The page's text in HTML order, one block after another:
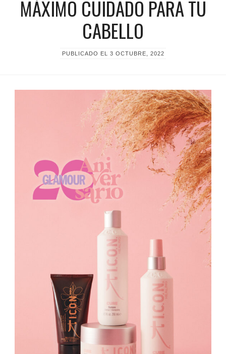
MÁXIMO CUIDADO PARA TU
CABELLO
PUBLICADO EL 3 OCTUBRE, 2022